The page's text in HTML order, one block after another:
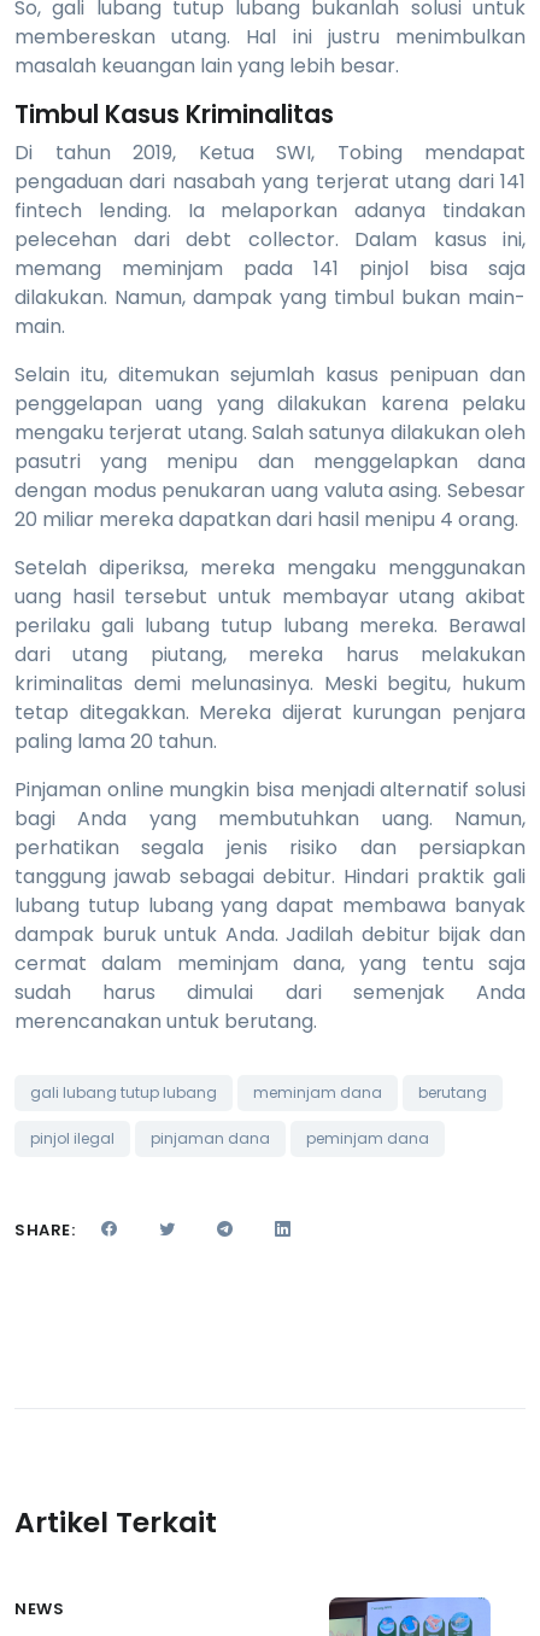
So, gali lubang tutup lubang bukanlah solusi untuk
membereskan utang. Hal ini justru menimbulkan
masalah keuangan lain yang lebih besar.
Timbul Kasus Kriminalitas
Di tahun 2019, Ketua SWI, Tobing mendapat
pengaduan dari nasabah yang terjerat utang dari 141
fintech lending. Ia melaporkan adanya tindakan
pelecehan dari debt collector. Dalam kasus ini,
memang meminjam pada 141 pinjol bisa saja
dilakukan. Namun, dampak yang timbul bukan main-
main.
Selain itu, ditemukan sejumlah kasus penipuan dan
penggelapan uang yang dilakukan karena pelaku
mengaku terjerat utang. Salah satunya dilakukan oleh
pasutri yang menipu dan menggelapkan dana
dengan modus penukaran uang valuta asing. Sebesar
20 miliar mereka dapatkan dari hasil menipu 4 orang.
Setelah diperiksa, mereka mengaku menggunakan
uang hasil tersebut untuk membayar utang akibat
perilaku gali lubang tutup lubang mereka. Berawal
dari utang piutang, mereka harus melakukan
kriminalitas demi melunasinya. Meski begitu, hukum
tetap ditegakkan. Mereka dijerat kurungan penjara
paling lama 20 tahun.
Pinjaman online mungkin bisa menjadi alternatif solusi
bagi Anda yang membutuhkan uang. Namun,
perhatikan segala jenis risiko dan persiapkan
tanggung jawab sebagai debitur. Hindari praktik gali
lubang tutup lubang yang dapat membawa banyak
dampak buruk untuk Anda. Jadilah debitur bijak dan
cermat dalam meminjam dana, yang tentu saja
sudah harus dimulai dari semenjak Anda
merencanakan untuk berutang.
gali lubang tutup lubang meminjam dana berutang
pinjol ilegal pinjaman dana peminjam dana
SHARE:
Artikel Terkait
NEWS